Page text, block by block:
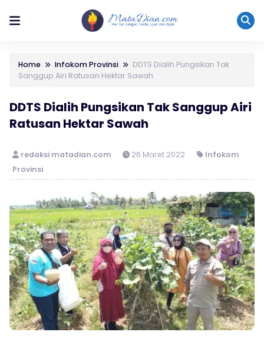
Home Infokom Provinsi
DDTS Dialih Pungsikan Tak
Sanggup Airi Ratusan Hektar Sawah
DDTS Dialih Pungsikan Tak Sanggup Airi
Ratusan Hektar Sawah
redaksi matadian.com 26 Maret 2022
Infokom
Provinsi